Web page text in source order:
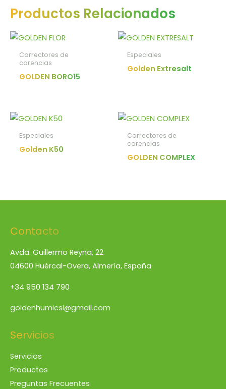
Productos Relacionados
Correctores de
carencias
GOLDEN BORO15
Especiales
Golden Extresalt
Especiales
Golden K50
Correctores de
carencias
GOLDEN COMPLEX
Contacto
Avda. Guillermo Reyna, 22
04600 Huércal-Overa, Almería, España
+34 950 134 790
goldenhumicsl@gmail.com
Servicios
Servicios
Productos
Preguntas Frecuentes